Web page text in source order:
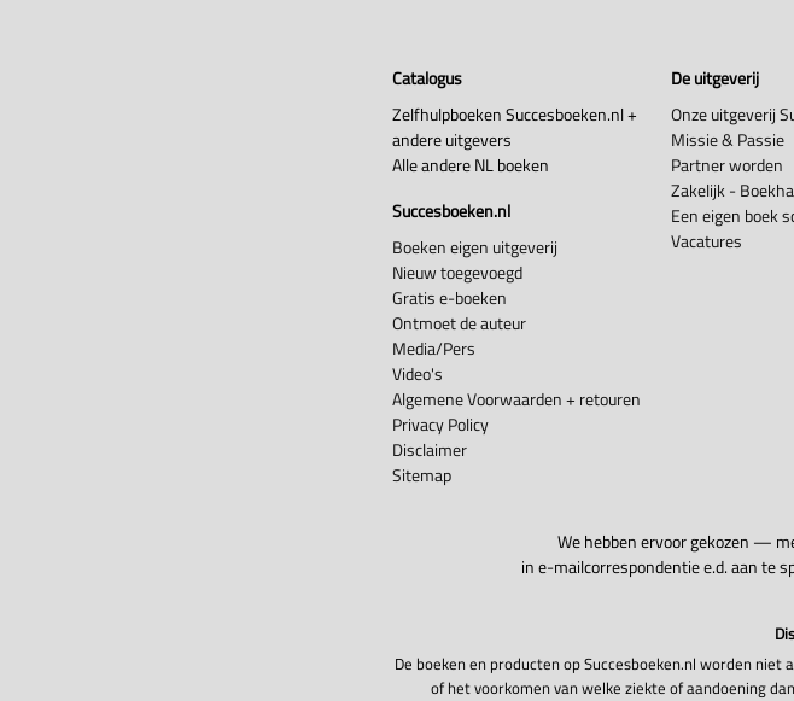
Catalogus
Zelfhulpboeken Succesboeken.nl +
andere uitgevers
Alle andere NL boeken
Succesboeken.nl
Boeken eigen uitgeverij
Nieuw toegevoegd
Gratis e-boeken
Ontmoet de auteur
Media/Pers
Video's
Algemene Voorwaarden + retouren
Privacy Policy
Disclaimer
Sitemap
De uitgeverij
Onze uitgeverij
Missie & Passie
Partner worden
Zakelijk -
Een eigen boek
Vacatures
We hebben ervoor gekozen —
in e-mailcorrespondentie e.d. aan te
De boeken en producten op Succesboeken.nl worden
of het voorkomen van welke ziekte of aandoening